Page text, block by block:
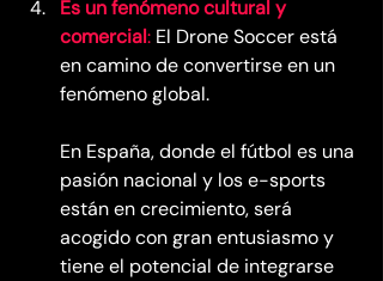
Es un fenómeno cultural y
comercial: El Drone Soccer está
en camino de convertirse en un
fenómeno global.
En España, donde el fútbol es una
pasión nacional y los e-sports
están en crecimiento, será
acogido con gran entusiasmo y
tiene el potencial de integrarse